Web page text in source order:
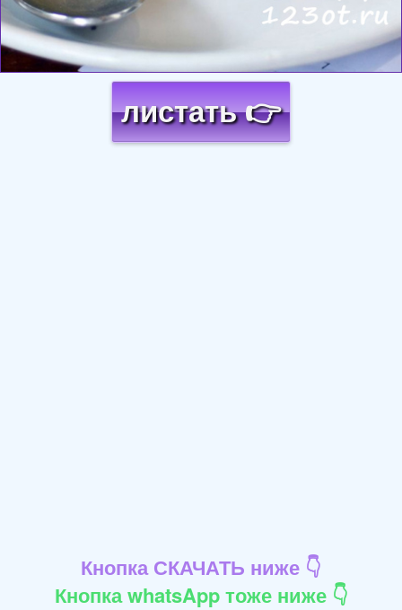
листать 👉
Кнопка СКАЧАТЬ ниже 👇
Кнопка whatsApp тоже ниже 👇